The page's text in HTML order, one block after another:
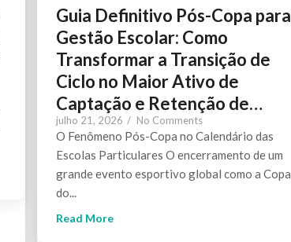
Guia Definitivo Pós-Copa para
Gestão Escolar: Como
Transformar a Transição de
Ciclo no Maior Ativo de
Captação e Retenção de…
julho 21, 2026 / No Comments
O Fenômeno Pós-Copa no Calendário das
Escolas Particulares O encerramento de um
grande evento esportivo global como a Copa
do...
Read More